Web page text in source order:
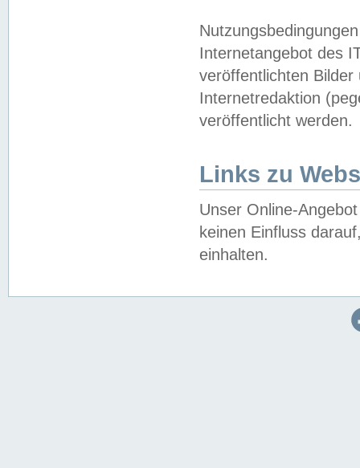
Internetangebot des
veröffentlichten
Internetredaktion
veröffentlicht werden.
Links zu
Unser Online-
keinen Einfluss
einhalten.